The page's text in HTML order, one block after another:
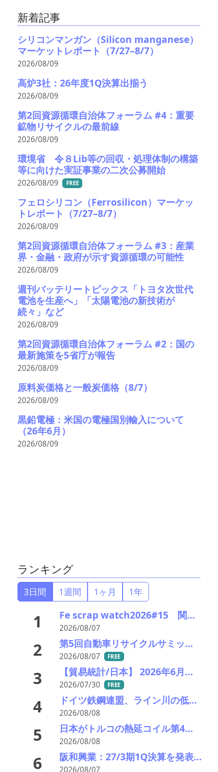
新着記事
シリコンマンガン（Silicon manganese）
マーケットレポート（7/27–8/7）
2026/08/09
高炉3社：26年度1Q決算出揃う
2026/08/09
第2回資源循環自治体フォーラム #4：重要
鉱物リサイクルの最前線
2026/08/09
環境省 令８Lib等の回収・処理体制の構築
等に向けた実証事業の二次公募開始
2026/08/09 FREE
フェロシリコン（Ferrosilicon）マーケッ
トレポート（7/27–8/7）
2026/08/09
第2回資源循環自治体フォーラム #3：産業
界・金融・政府が示す資源循環の可能性
2026/08/09
週刊バッテリートピックス「トヨタ次世代
電池を生産へ」「太陽電池の新技術が
続々」など
2026/08/09
第2回資源循環自治体フォーラム #2：国の
最新施策を5省庁が報告
2026/08/09
原料炭価格と一般炭価格（8/7）
2026/08/09
黒鉛電極：米国の電極国別輸入について
（26年6月）
2026/08/09
ランキング
3日間 1週間 1ヶ月 1年
1 Fe scrap watch2026#15 関東鉄源続落で東京製鐵が追従－在庫も潤沢で国内の下げ基調色濃く
2026/08/07
2 第5回自動車リサイクルサミット 講演者紹介： 日本製鉄 技術総括部 部長代理 礒原 豊司雄氏
2026/08/07 FREE
3 【貿易統計/日本】 2026年6月一覧表
2026/07/30 FREE
4 ドイツ鉄鋼連盟、ライン川の低水位を恒久的な競争不利にしてはならないと警告
2026/08/08
5 日本がトルコの熱延コイル第4位の供給国に浮上 中国は半減しEU輸出市場も縮小
2026/08/08
6 阪和興業：27/3期1Q決算を発表、計画対比上振れしているも業績見通し据え置く
2026/08/07